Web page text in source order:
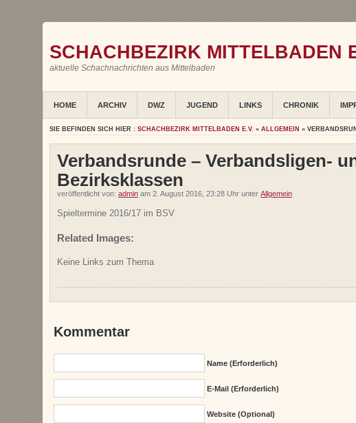
SCHACHBEZIRK MITTELBADEN
aktuelle Schachnachrichten aus Mittelbaden
HOME ARCHIV DWZ JUGEND LINKS CHRONIK
SIE BEFINDEN SICH HIER : SCHACHBEZIRK MITTELBADEN E.V. » ALLGEMEIN »
Verbandsrunde – Verbandsligen-
Bezirksklassen
veröffentlicht von: admin am 2. August 2016, 23:28 Uhr unter Allgemein
Spieltermine 2016/17 im BSV
Related Images:
Keine Links zum Thema
Kommentar
Name (erforderlich)
E-Mail (erforderlich)
Website (Optional)